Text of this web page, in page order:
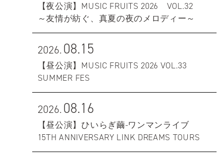
【夜公演】MUSIC FRUITS 2026 VOL.32
～友情が紡ぐ、真夏の夜のメロディー～
2026.08.15
【昼公演】MUSIC FRUITS 2026 VOL.33
SUMMER FES
2026.08.16
【昼公演】ひいらぎ繭-ワンマンライブ
15TH ANNIVERSARY LINK DREAMS TOURS